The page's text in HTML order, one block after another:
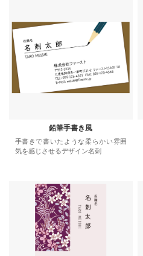
鉛筆手書き風
手書きで書いたような柔らかい雰囲
気を感じさせるデザイン名刺